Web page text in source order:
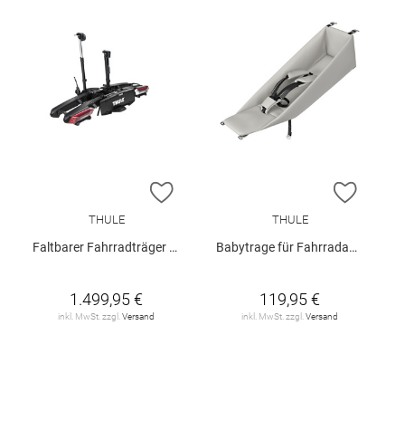
ZUR WUNSCHLISTE HINZUFÜGEN
THULE
Faltbarer Fahrradträger "Epos ParkSecure"
1.499,95 €
inkl. MwSt. zzgl. Versand
ZUR
THULE
Babytrage für Fahrradanhänger "Chariot Infant Sling"
119,95 €
inkl. MwSt. zzgl. Versand